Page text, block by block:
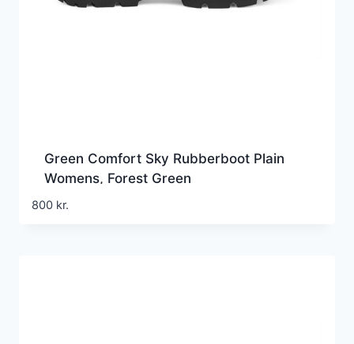
Green Comfort Sky Rubberboot Plain
Womens, Forest Green
800 kr.